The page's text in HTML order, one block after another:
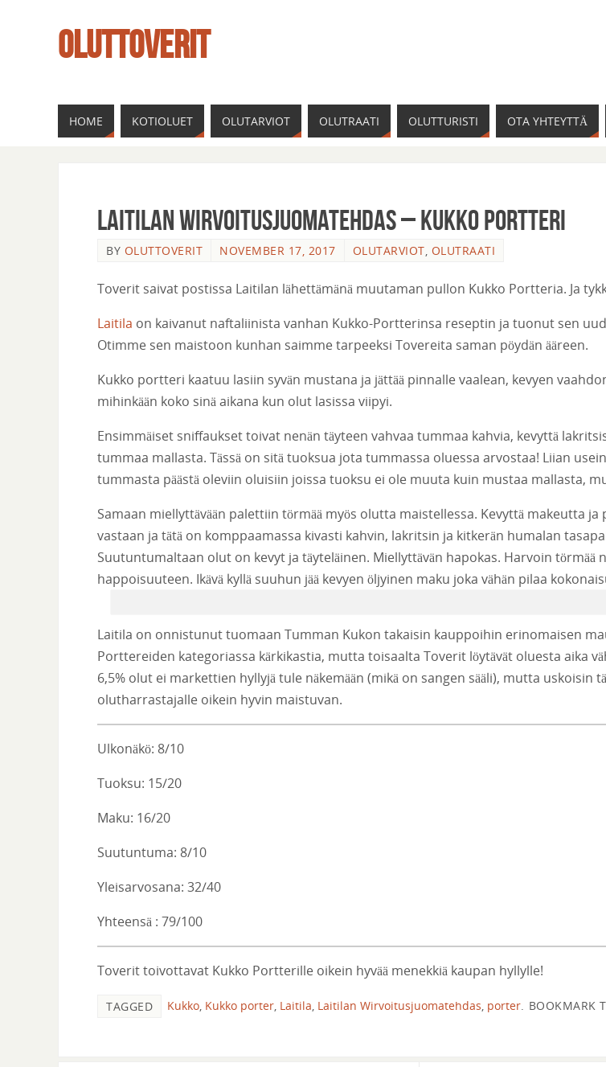
OLUTTOVERIT
HOME KOTIOLUET OLUTARVIOT OLUTRAATI OLUTTURISTI OTA YHTEYTTÄ
Laitilan Wirvoitusjuomatehdas – Kukko Portteri
BY OLUTTOVERIT NOVEMBER 17, 2017 OLUTARVIOT, OLUTRAATI
Toverit saivat postissa Laitilan lähettämänä muutaman pullon Kukko Portteria. Ja
Laitila on kaivanut naftaliinista vanhan Kukko-Portterinsa reseptin ja tuonut sen
Otimme sen maistoon kunhan saimme tarpeeksi Tovereita saman pöydän ääreen.
Kukko portteri kaatuu lasiin syvän mustana ja jättää pinnalle vaalean, kevyen
mihinkään koko sinä aikana kun olut lasissa viipyi.
Ensimmäiset sniffaukset toivat nenän täyteen vahvaa tummaa kahvia, kevyttä
tummaa mallasta. Tässä on sitä tuoksua jota tummassa oluessa arvostaa! Liian
tummasta päästä oleviin oluisiin joissa tuoksu ei ole muuta kuin mustaa mallasta,
Samaan miellyttävään palettiin törmää myös olutta maistellessa. Kevyttä makeutta
vastaan ja tätä on komppaamassa kivasti kahvin, lakritsin ja kitkerän humalan
Suutuntumaltaan olut on kevyt ja täyteläinen. Miellyttävän hapokas. Harvoin törmää
happoisuuteen. Ikävä kyllä suuhun jää kevyen öljyinen maku joka vähän pilaa
Laitila on onnistunut tuomaan Tumman Kukon takaisin kauppoihin erinomaisen
Porttereiden kategoriassa kärkikastia, mutta toisaalta Toverit löytävät oluesta aika
6,5% olut ei markettien hyllyjä tule näkemään (mikä on sangen sääli), mutta uskoisin
olutharrastajalle oikein hyvin maistuvan.
Ulkonäkö: 8/10
Tuoksu: 15/20
Maku: 16/20
Suutuntuma: 8/10
Yleisarvosana: 32/40
Yhteensä : 79/100
Toverit toivottavat Kukko Portterille oikein hyvää menekkiä kaupan hyllylle!
TAGGED Kukko Kukko porter Laitila Laitilan Wirvoitusjuomatehdas porter BOOKMARK